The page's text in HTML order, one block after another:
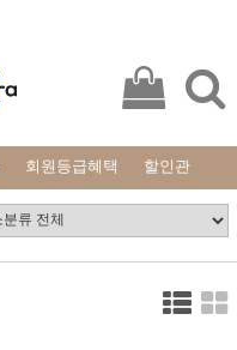
회원등급혜택 할인관